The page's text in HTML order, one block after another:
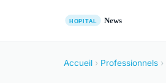
Accueil › Professionnels ›